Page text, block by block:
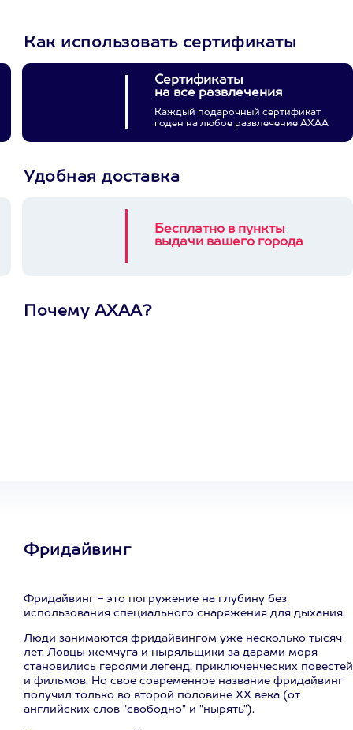
Как использовать сертификаты
Сертификаты
на все развлечения
Каждый подарочный сертификат
годен на любое развлечение АХАА
Удобная доставка
Бесплатно в пункты
выдачи вашего города
Почему АХАА?
Фридайвинг
Фридайвинг - это погружение на глубину без
использования специального снаряжения для дыхания.
Люди занимаются фридайвингом уже несколько тысяч
лет. Ловцы жемчуга и ныряльщики за дарами моря
становились героями легенд, приключенческих повестей
и фильмов. Но свое современное название фридайвинг
получил только во второй половине ХХ века (от
английских слов "свободно" и "нырять").